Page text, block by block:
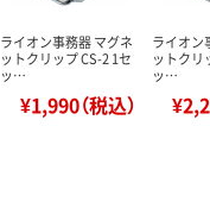
ライオン事務器 マグネ
ットクリップ CS-2 1セ
ッ…
¥1,990（税込）
ライオン
ットクリ
ッ…